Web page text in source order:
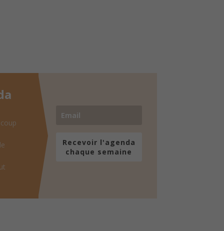
Recevoir l'agenda
chaque semaine